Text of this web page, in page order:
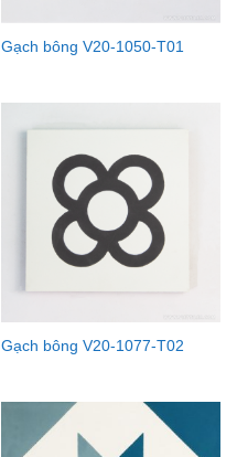
Gạch bông V20-1050-T01
Gạch bông V20-1077-T02